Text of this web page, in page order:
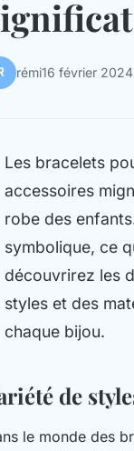
rémi16 février 2024
Les bracelets
accessoires
robe des
symbolique, ce
découvrirez les
styles et des
chaque bijou.
de
le monde des